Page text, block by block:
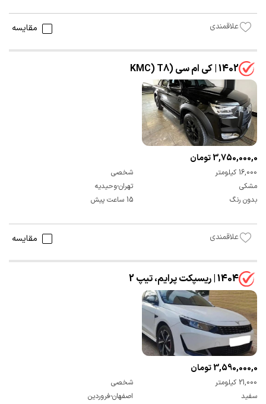
علاقمندی مقایسه
1402 | کی ام سی (KMC) T8
3,750,000,000 تومان
16,000 کیلومتر
شخصی
مشکی
تهران-وحیدیه
بدون رنگ
15 ساعت پیش
علاقمندی مقایسه
1404 | ریسپکت پرایم، تیپ 2
3,590,000,000 تومان
21,000 کیلومتر
شخصی
سفید
اصفهان-فروردین